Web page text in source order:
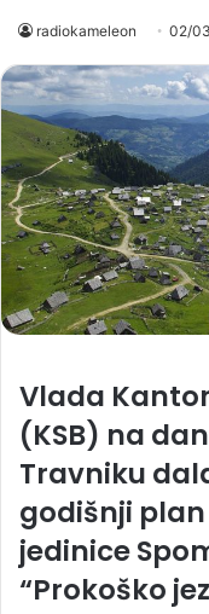
radiokameleon 02/
Vlada
(KSB) na
Travniku
godišnji
jedinice
“Prokoško